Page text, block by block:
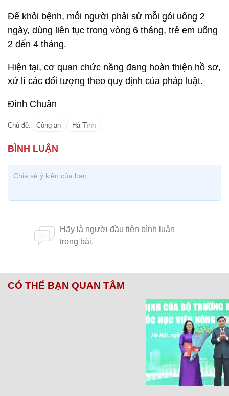
Để khỏi bệnh, mỗi người phải sử mỗi gói uống 2
ngày, dùng liên tục trong vòng 6 tháng, trẻ em uống
2 đến 4 tháng.
Hiện tại, cơ quan chức năng đang hoàn thiện hồ sơ,
xử lí các đối tượng theo quy định của pháp luật.
Đình Chuân
Chủ đề: Công an Hà Tĩnh
CÓ THỂ BẠN QUAN TÂM